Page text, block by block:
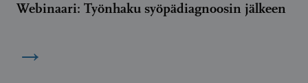
Webinaari: Työnhaku syöpädiagnoosin jälkeen
→